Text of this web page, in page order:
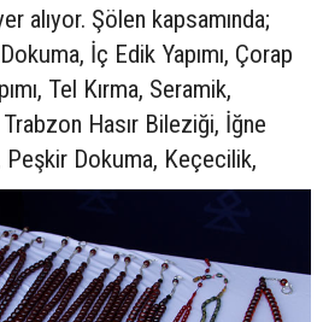
alıyor. Şölen kapsamında;
İç Edik Yapımı, Çorap
Tel Kırma, Seramik,
Hasır Bileziği, İğne
Peşkir Dokuma, Keçecilik,